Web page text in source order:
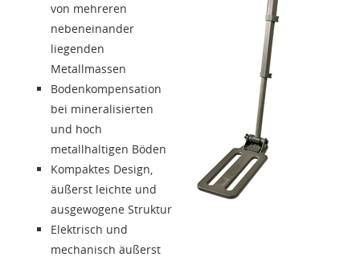
von mehreren
nebeneinander
liegenden
Metallmassen
Bodenkompensation
bei mineralisierten
und hoch
metallhaltigen Böden
Kompaktes Design,
äußerst leichte und
ausgewogene Struktur
Elektrisch und
mechanisch äußerst